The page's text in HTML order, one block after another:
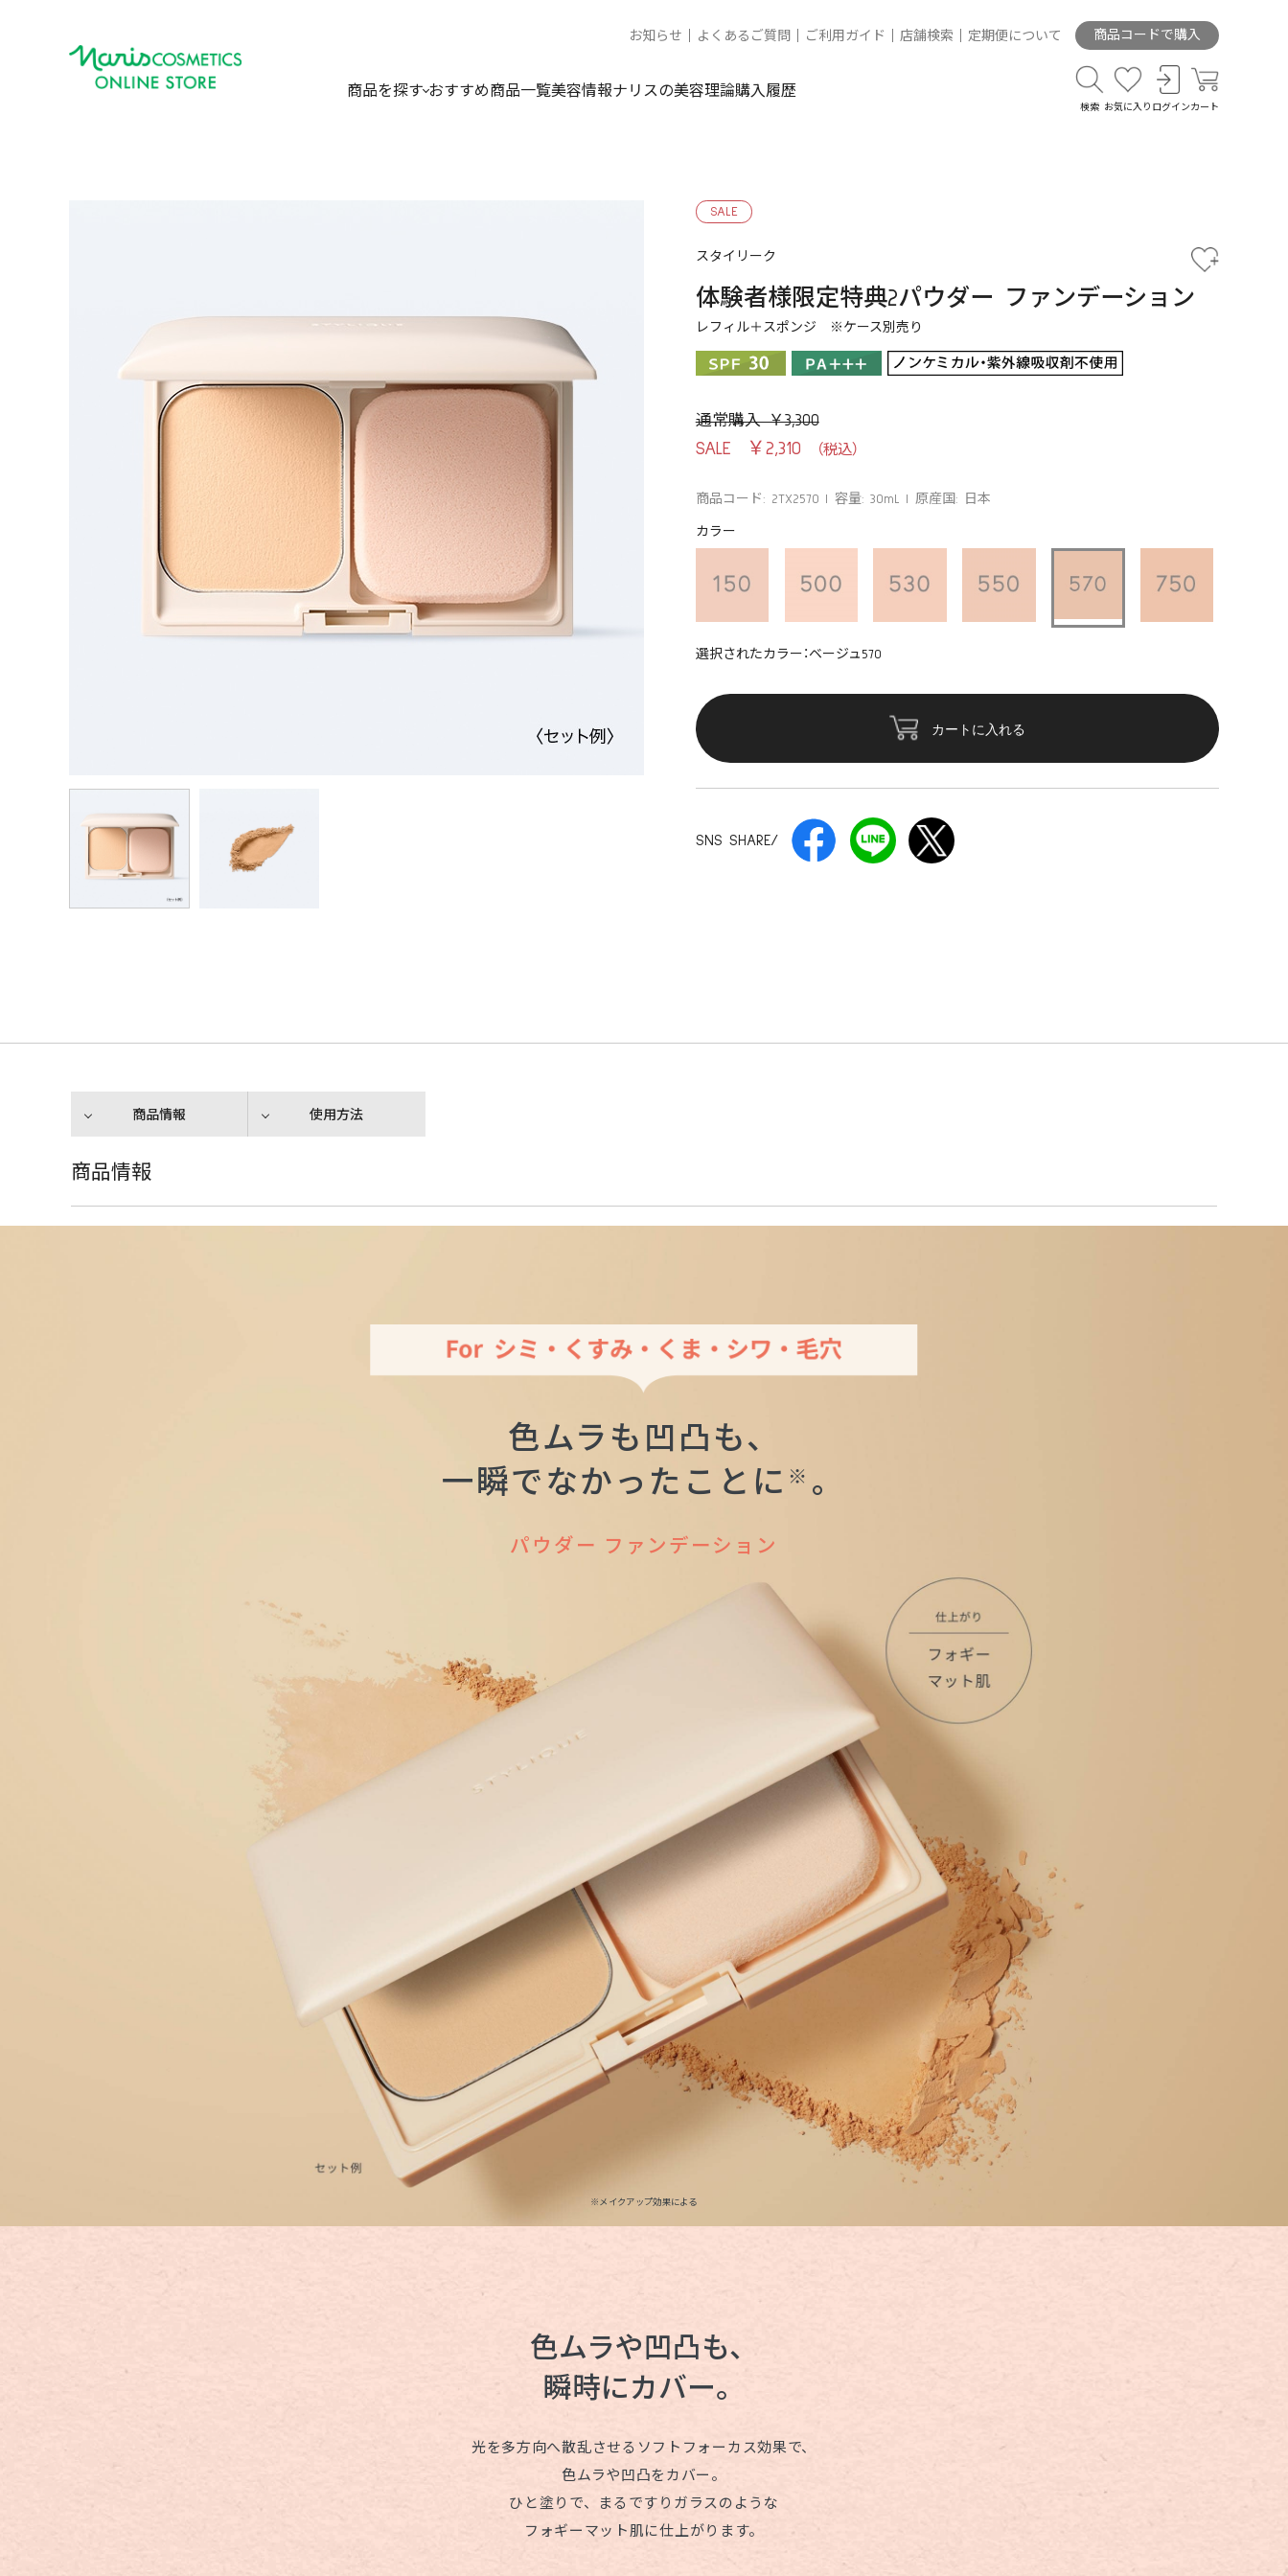
お知らせ よくあるご質問 ご利用ガイド 店舗検索 定期便について 商品コードで購入
商品を探す おすすめ商品一覧美容情報ナリスの美容理論購入履歴
検索 お気に入り ログイン カート
SALE
スタイリーク
体験者様限定特典2パウダー ファンデーション
レフィル＋スポンジ ※ケース別売り
通常購入 ￥3,300
￥2,310
商品コード: 2TX2570 容量: 30mL 原産国: 日本
カラー
選択されたカラー：ベージュ570
カートに入れる
SNS SHARE/
商品情報 使用方法
商品情報
色ムラも凹凸も、
一瞬でなかったことに ※ 。
パウダー ファンデーション
※メイクアップ効果による
色ムラや凹凸も、
瞬時にカバー。
光を多方向へ散乱させる ソフトフォーカス効果で、
色ムラや凹凸をカバー。
ひと塗りで、まるですりガラスのような
フォギーマット肌に仕上がります。